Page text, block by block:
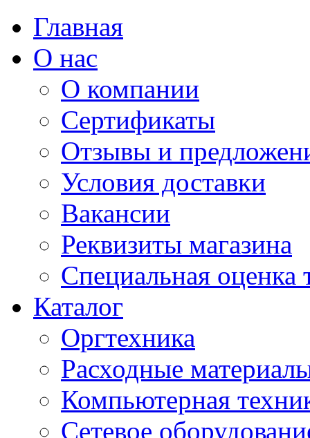
Главная
О нас
О компании
Сертификаты
Отзывы и
Условия доставки
Вакансии
Реквизиты магазина
Специальная оценка
Каталог
Оргтехника
Расходные
Компьютерная
Сетевое